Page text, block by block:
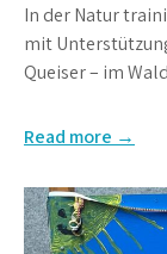
In der Natur
mit
Queiser – im
Read more →